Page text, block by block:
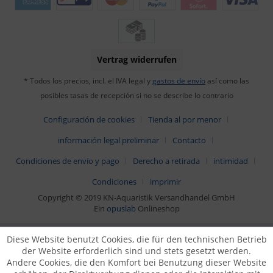
Vertrag widerrufen
* Todos los precios, incl. el IVA legal y gastos de envío así como las
posibles tasas de recepción si no se describe lo contrario
Configuración de cookies
Tienda al por menor
información legal preliminar
Contacto
Condiciones de envío y pago
Derecho a retirada
intimidad
Condiciones
imprimir
Copyright © 2019 KN-Aquaristik Versandhandel GmbH
Ein opuslab Onlineshop
Diese Website benutzt Cookies, die für den technischen Betrieb
der Website erforderlich sind und stets gesetzt werden.
Andere Cookies, die den Komfort bei Benutzung dieser Website